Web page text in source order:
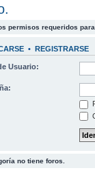
permisos requeridos
• REGISTRARSE
Usuario:
no tiene foros.